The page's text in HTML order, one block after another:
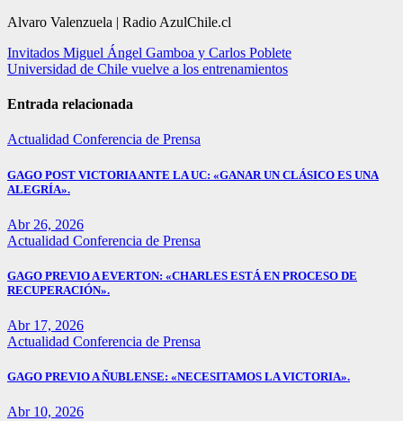
Alvaro Valenzuela | Radio AzulChile.cl
Navegación
de
entradas
Invitados Miguel Ángel Gamboa y Carlos Poblete
Universidad de Chile vuelve a los entrenamientos
Entrada relacionada
Actualidad Conferencia de Prensa
GAGO POST VICTORIA ANTE LA UC: «GANAR UN CLÁSICO ES UNA
ALEGRÍA».
Abr 26, 2026
Actualidad Conferencia de Prensa
GAGO PREVIO A EVERTON: «CHARLES ESTÁ EN PROCESO DE
RECUPERACIÓN».
Abr 17, 2026
Actualidad Conferencia de Prensa
GAGO PREVIO A ÑUBLENSE: «NECESITAMOS LA VICTORIA».
Abr 10, 2026